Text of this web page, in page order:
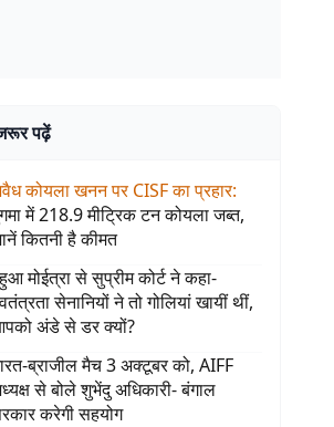
पढ़ें
कोयला खनन पर CISF का प्रहार:
में 218.9 मीट्रिक टन कोयला जब्त,
कितनी है कीमत
मोईत्रा से सुप्रीम कोर्ट ने कहा-
सेनानियों ने तो गोलियां खायीं थीं,
अंडे से डर क्यों?
ब्राजील मैच 3 अक्टूबर को, AIFF
से बोले शुभेंदु अधिकारी- बंगाल
करेगी सहयोग